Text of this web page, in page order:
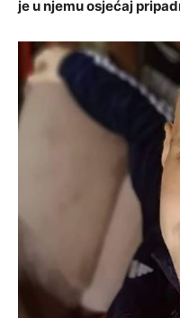
je u njemu osjećaj